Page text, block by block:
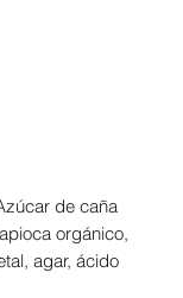
de caña
orgánico,
agar, ácido